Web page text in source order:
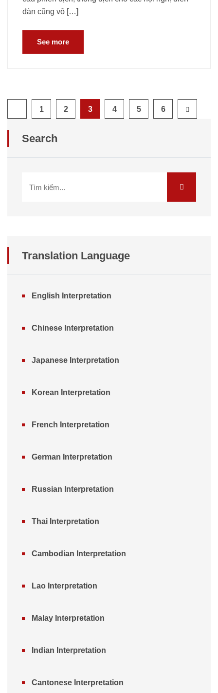
đàn cũng vô […]
See more
1 2 3 4 5 6
Search
Translation Language
English Interpretation
Chinese Interpretation
Japanese Interpretation
Korean Interpretation
French Interpretation
German Interpretation
Russian Interpretation
Thai Interpretation
Cambodian Interpretation
Lao Interpretation
Malay Interpretation
Indian Interpretation
Cantonese Interpretation